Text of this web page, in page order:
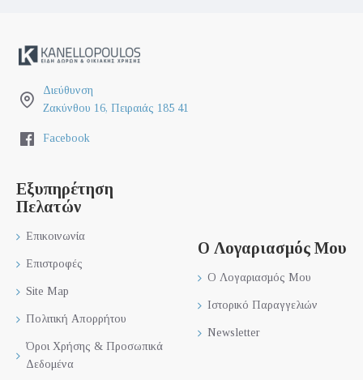
Διεύθυνση
Ζακύνθου 16, Πειραιάς 185 41
Facebook
Εξυπηρέτηση
Πελατών
Επικοινωνία
Επιστροφές
Site Map
Πολιτική Απορρήτου
Όροι Χρήσης & Προσωπικά
Δεδομένα
Ο Λογαριασμός Μου
Ο Λογαριασμός Μου
Ιστορικό Παραγγελιών
Newsletter